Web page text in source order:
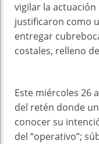
vigilar la
justificaron como
entregar
costales, relleno
Este miércoles 26
del retén donde
conocer su
del “operativo”;